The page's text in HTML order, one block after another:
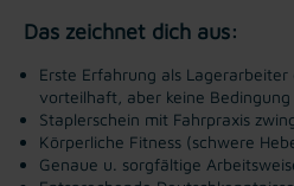
Das zeichnet dich aus:
Erste Erfahrung als
vorteilhaft, aber keine Bedingung
Staplerschein mit Fahrpraxis
Körperliche Fitness (schwere
Genaue u. sorgfältige